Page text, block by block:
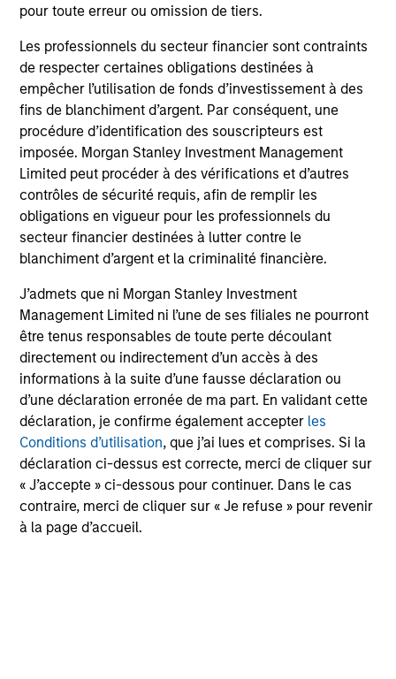
pour toute erreur ou omission de tiers.
Les professionnels du secteur financier sont contraints
de respecter certaines obligations destinées à
empêcher l’utilisation de fonds d’investissement à des
fins de blanchiment d’argent. Par conséquent, une
procédure d’identification des souscripteurs est
imposée. Morgan Stanley Investment Management
Limited peut procéder à des vérifications et d’autres
contrôles de sécurité requis, afin de remplir les
obligations en vigueur pour les professionnels du
secteur financier destinées à lutter contre le
blanchiment d’argent et la criminalité financière.
J’admets que ni Morgan Stanley Investment
Management Limited ni l’une de ses filiales ne pourront
être tenus responsables de toute perte découlant
directement ou indirectement d’un accès à des
informations à la suite d’une fausse déclaration ou
d’une déclaration erronée de ma part. En validant cette
déclaration, je confirme également accepter les
Conditions d’utilisation, que j’ai lues et comprises. Si la
déclaration ci-dessus est correcte, merci de cliquer sur
« J’accepte » ci-dessous pour continuer. Dans le cas
contraire, merci de cliquer sur « Je refuse » pour revenir
à la page d’accueil.
Morgan Stanley Liquidity
Funds